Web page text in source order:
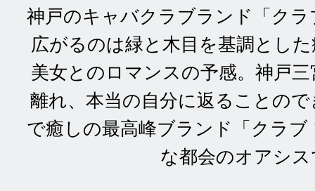
神戸のキャバクラブランド「ク
広がるのは緑と木目を基調とし
美女とのロマンスの予感。神戸
離れ、本当の自分に返ることの
で癒しの最高峰ブランド「クラ
な都会のオアシ